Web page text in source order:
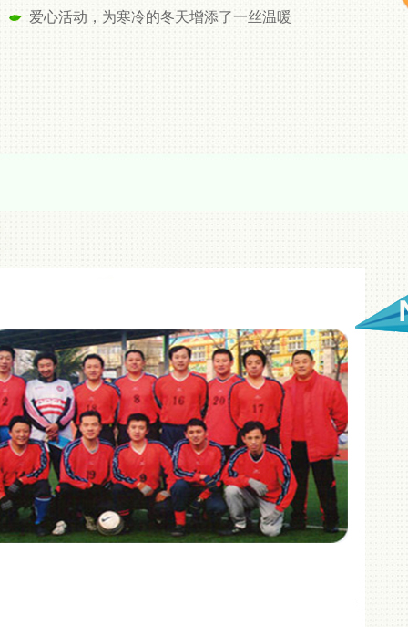
爱心活动，为寒冷的冬天增添了一丝温暖